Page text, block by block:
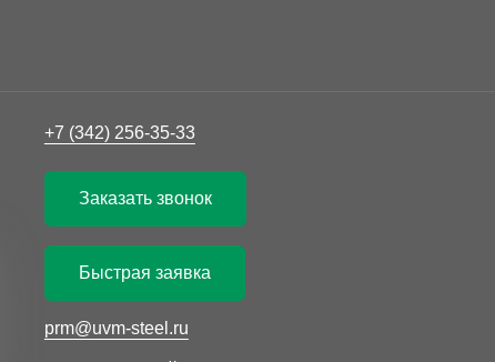
+7 (342) 256-35-33
Заказать звонок
Быстрая заявка
prm@uvm-steel.ru